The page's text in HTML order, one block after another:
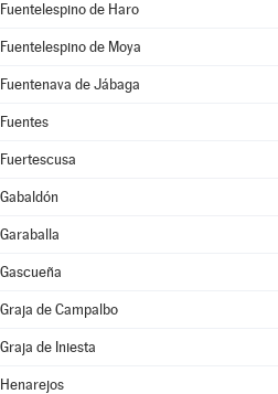
Fuentelespino de Haro
Fuentelespino de Moya
Fuentenava de Jábaga
Fuentes
Fuertescusa
Gabaldón
Garaballa
Gascueña
Graja de Campalbo
Graja de Iniesta
Henarejos